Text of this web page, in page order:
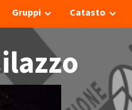
Gruppi Catasto